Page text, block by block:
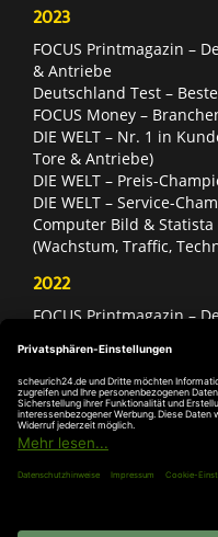
2023
FOCUS Printmagazin –
& Antriebe
Deutschland Test –
FOCUS Money –
DIE WELT – Nr. 1 in
Tore & Antriebe)
DIE WELT – Preis-
DIE WELT – Service-
Computer Bild & Statista
(Wachstum, Traffic,
2022
FOCUS Printmagazin –
Deutschland Test –
FOCUS Money –
DIE WELT – Service-
DIE WELT –
Antriebe)